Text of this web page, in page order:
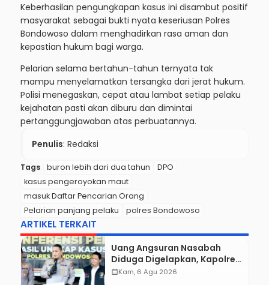
Keberhasilan pengungkapan kasus ini disambut positif
masyarakat sebagai bukti nyata keseriusan Polres
Bondowoso dalam menghadirkan rasa aman dan
kepastian hukum bagi warga.
Pelarian selama bertahun-tahun ternyata tak
mampu menyelamatkan tersangka dari jerat hukum.
Polisi menegaskan, cepat atau lambat setiap pelaku
kejahatan pasti akan diburu dan dimintai
pertanggungjawaban atas perbuatannya.
Penulis: Redaksi
Tags buron lebih dari dua tahun
DPO
kasus pengeroyokan maut
masuk Daftar Pencarian Orang
Pelarian panjang pelaku
polres Bondowoso
ARTIKEL TERKAIT
Uang Angsuran Nasabah
Diduga Digelapkan, Kapolres
Aryo Seret Karyawan KSP ke
calendar_monthKam, 6 Agu 2026